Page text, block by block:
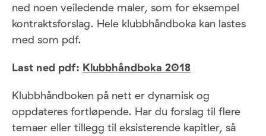
ned noen veiledende maler, som for eksempel
kontraktsforslag. Hele klubbhåndboka kan lastes
med som pdf.
Last ned pdf: Klubbhåndboka 2018
Klubbhåndboken på nett er dynamisk og
oppdateres fortløpende. Har du forslag til flere
temaer eller tillegg til eksisterende kapitler, så